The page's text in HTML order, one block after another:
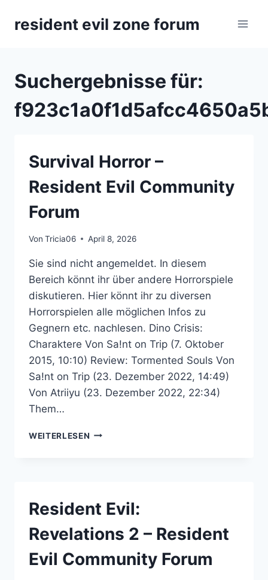
Inhaltresident evil zone forum
Suchergebnisse für:
Survival Horror –
Resident Evil Community
Forum
Von Tricia06 April 8, 2026
Sie sind nicht angemeldet. In diesem
Bereich könnt ihr über andere Horrorspiele
diskutieren. Hier könnt ihr zu diversen
Horrorspielen alle möglichen Infos zu
Gegnern etc. nachlesen. Dino Crisis:
Charaktere Von Sa!nt on Trip (7. Oktober
2015, 10:10) Review: Tormented Souls Von
Sa!nt on Trip (23. Dezember 2022, 14:49)
Von Atriiyu (23. Dezember 2022, 22:34)
Them…
WEITERLESEN SURVIVAL
FORUM
Resident Evil:
Revelations 2 – Resident
Evil Community Forum